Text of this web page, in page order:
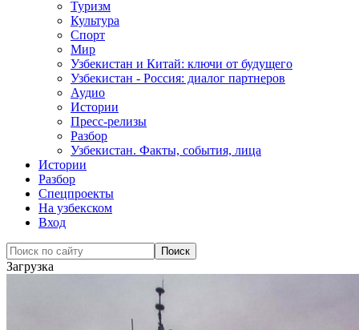
Туризм
Культура
Спорт
Мир
Узбекистан и Китай: ключи от будущего
Узбекистан - Россия: диалог партнеров
Аудио
Истории
Пресс-релизы
Разбор
Узбекистан. Факты, события, лица
Истории
Разбор
Спецпроекты
На узбекском
Вход
Загрузка